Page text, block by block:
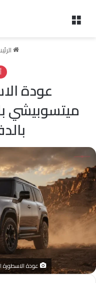
عودة
عودة الاسطورة اليابانية